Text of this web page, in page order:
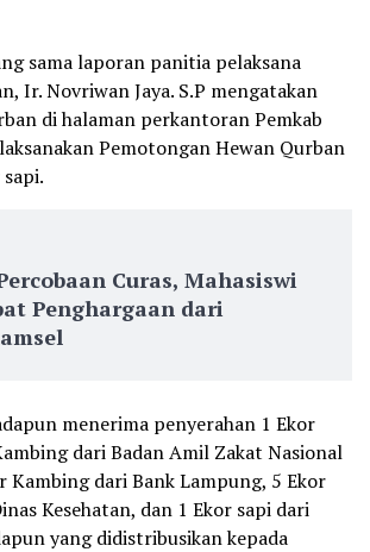
sama laporan panitia pelaksana
Ir. Novriwan Jaya. S.P mengatakan
di halaman perkantoran Pemkab
Pemotongan Hewan Qurban
Curas, Mahasiswi
Penghargaan dari
menerima penyerahan 1 Ekor
dari Badan Amil Zakat Nasional
Kambing dari Bank Lampung, 5 Ekor
Kesehatan, dan 1 Ekor sapi dari
yang didistribusikan kepada